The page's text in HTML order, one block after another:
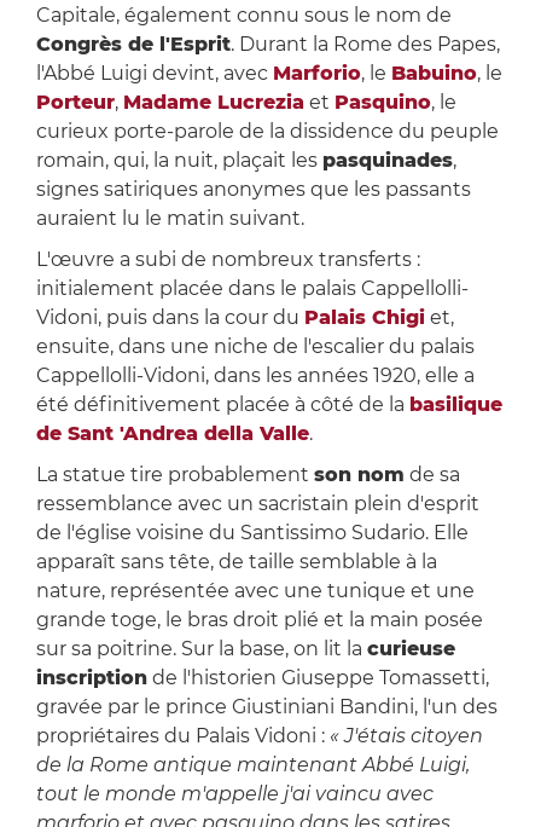
Capitale, également connu sous le nom de
Congrès de l'Esprit. Durant la Rome des Papes,
l'Abbé Luigi devint, avec Marforio, le Babuino, le
Porteur, Madame Lucreziaet Pasquino, le
curieux porte-parole de la dissidence du peuple
romain, qui, la nuit, plaçait les pasquinades,
signes satiriques anonymes que les passants
auraient lu le matin suivant.
L'œuvre a subi de nombreux transferts :
initialement placée dans le palais Cappellolli-
Vidoni, puis dans la cour du Palais Chigiet,
ensuite, dans une niche de l'escalier du palais
Cappellolli-Vidoni, dans les années 1920, elle a
été définitivement placée à côté de la basilique
de Sant 'Andrea della Valle.
La statue tire probablement son nom de sa
ressemblance avec un sacristain plein d'esprit
de l'église voisine du Santissimo Sudario. Elle
apparaît sans tête, de taille semblable à la
nature, représentée avec une tunique et une
grande toge, le bras droit plié et la main posée
sur sa poitrine. Sur la base, on lit la curieuse
inscriptionde l'historien Giuseppe Tomassetti,
gravée par le prince Giustiniani Bandini, l'un des
propriétaires du Palais Vidoni : « J'étais citoyen
de la Rome antique maintenant Abbé Luigi,
tout le monde m'appelle j'ai vaincu avec